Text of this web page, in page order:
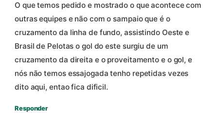
O que temos pedido e mostrado o que acontece com
outras equipes e não com o sampaio que é o
cruzamento da linha de fundo, assistindo Oeste e
Brasil de Pelotas o gol do este surgiu de um
cruzamento da direita e o proveitamento e o gol, e
nós não temos essajogada tenho repetidas vezes
dito aqui, entao fica dificil.
Responder